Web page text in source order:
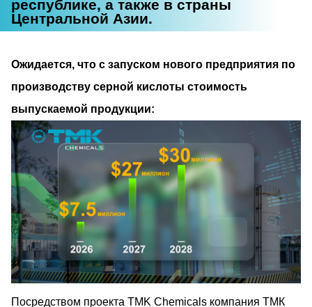
республике, а также в страны
Центральной Азии.
Ожидается, что с запуском нового предприятия по
производству серной кислоты стоимость
выпускаемой продукции:
Посредством проекта TMK Chemicals компания ТМК